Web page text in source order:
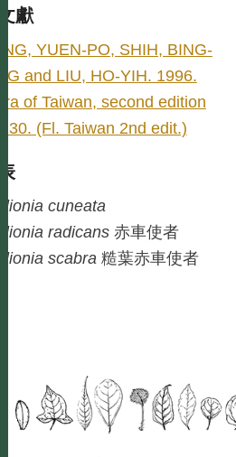
獻
YUEN-PO, SHIH, BING-
and LIU, HO-YIH. 1996.
of Taiwan, second edition
230. (Fl. Taiwan 2nd edit.)
cuneata
radicans 赤車使者
scabra 糙葉赤車使者